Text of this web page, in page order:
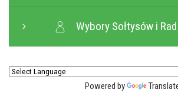
Wybory Sołtysów i
Powered by